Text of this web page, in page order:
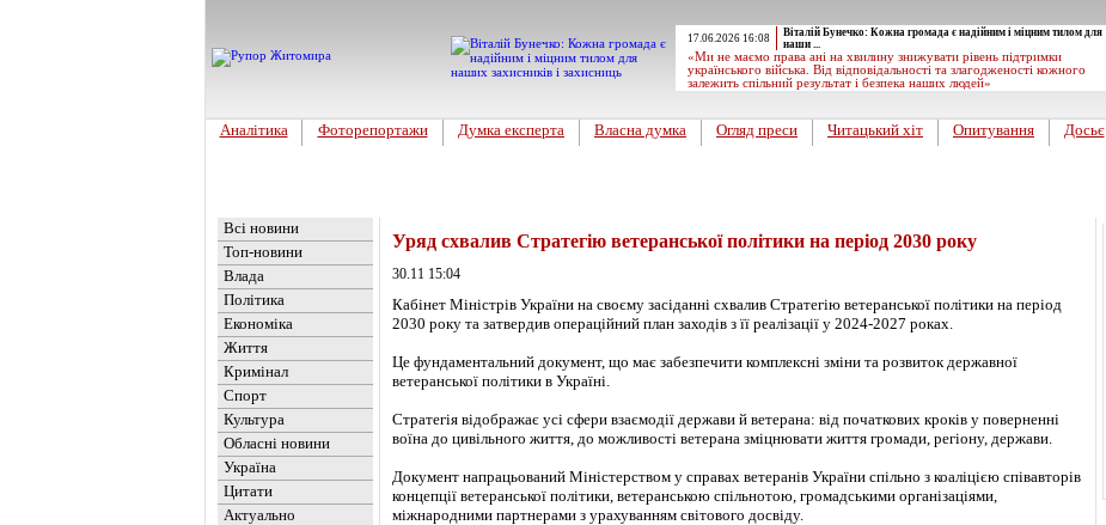
17.06.2026 16:08
Віталій Бунечко: Кожна громада є надійним і міцним тилом для
наши ...
«Ми не маємо права ані на хвилину знижувати рівень підтримки
українського війська. Від відповідальності та злагодженості кожного
залежить спільний результат і безпека наших людей»
Аналітика Фоторепортажи Думка експерта Власна думка Огляд преси Читацький хіт Опитування Досьє
Всі новини
Топ-новини
Влада
Політика
Економіка
Життя
Кримінал
Спорт
Культура
Обласні новини
Україна
Цитати
Актуально
Уряд схвалив Стратегію ветеранської політики на період 2030 року
30.11 15:04
Кабінет Міністрів України на своєму засіданні схвалив Стратегію ветеранської політики на період
2030 року та затвердив операційний план заходів з її реалізації у 2024-2027 роках.
Це фундаментальний документ, що має забезпечити комплексні зміни та розвиток державної
ветеранської політики в Україні.
Стратегія відображає усі сфери взаємодії держави й ветерана: від початкових кроків у поверненні
воїна до цивільного життя, до можливості ветерана зміцнювати життя громади, регіону, держави.
Документ напрацьований Міністерством у справах ветеранів України спільно з коаліцією співавторів
концепції ветеранської політики, ветеранською спільнотою, громадськими організаціями,
міжнародними партнерами з урахуванням світового досвіду.